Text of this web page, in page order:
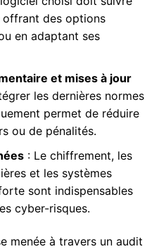
des options
en adaptant ses
et mises à jour
les dernières normes
permet de réduire
ou de pénalités.
: Le chiffrement, les
et les systèmes
sont indispensables
cyber-risques.
menée à travers un audit